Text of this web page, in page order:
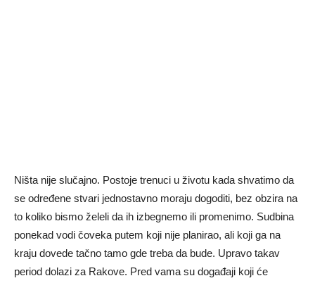
Ništa nije slučajno. Postoje trenuci u životu kada shvatimo da
se određene stvari jednostavno moraju dogoditi, bez obzira na
to koliko bismo želeli da ih izbegnemo ili promenimo. Sudbina
ponekad vodi čoveka putem koji nije planirao, ali koji ga na
kraju dovede tačno tamo gde treba da bude. Upravo takav
period dolazi za Rakove. Pred vama su događaji koji će